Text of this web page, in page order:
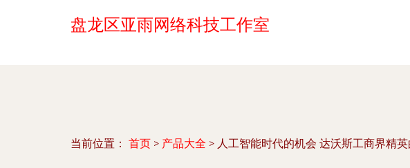
盘龙区亚雨网络科技工作室
当前位置： 首页 > 产品大全 > 人工智能时代的机会 达沃斯工商界精